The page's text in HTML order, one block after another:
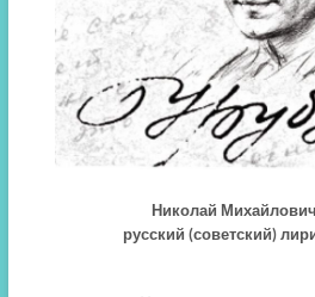
Николай
русский (советский)